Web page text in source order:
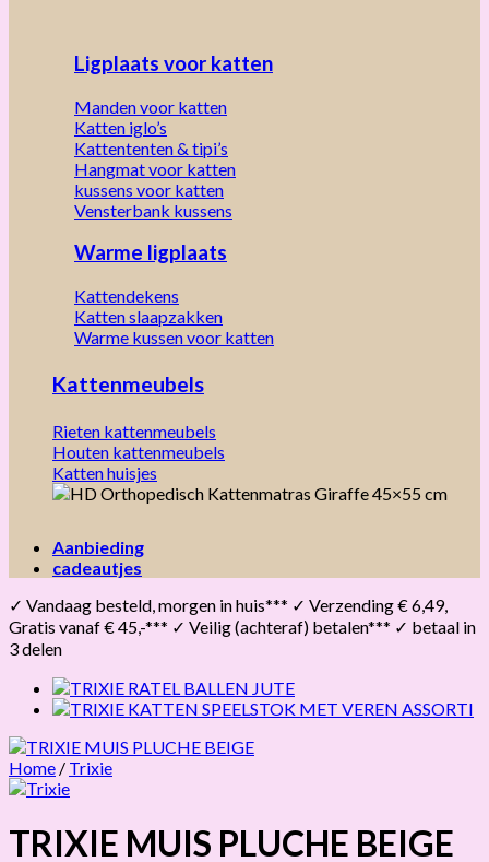
Ligplaats voor katten
Manden voor katten
Katten iglo’s
Kattententen & tipi’s
Hangmat voor katten
kussens voor katten
Vensterbank kussens
Warme ligplaats
Kattendekens
Katten slaapzakken
Warme kussen voor katten
Kattenmeubels
Rieten kattenmeubels
Houten kattenmeubels
Katten huisjes
Aanbieding
cadeautjes
✓ Vandaag besteld, morgen in huis*** ✓ Verzending € 6,49,
Gratis vanaf € 45,-*** ✓ Veilig (achteraf) betalen*** ✓ betaal in
3 delen
Home / Trixie
TRIXIE MUIS PLUCHE BEIGE